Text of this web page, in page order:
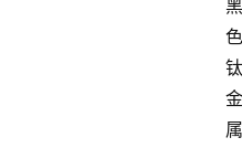
黑
色
钛
金
属